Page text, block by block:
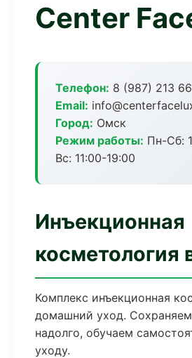
Center
Телефон: 8 (987) 213
Email:
Город: Омск
Режим работы: Пн-Сб:
Вс: 11:00-19:00
Инъекционная
косметология
Комплекс инъекционная
домашний уход.
надолго, обучаем
уходу.